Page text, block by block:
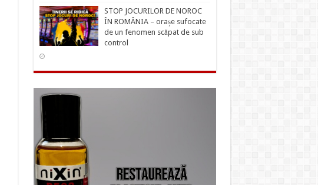
STOP JOCURILOR DE NOROC
ÎN ROMÂNIA – orașe sufocate
de un fenomen scăpat de sub
control